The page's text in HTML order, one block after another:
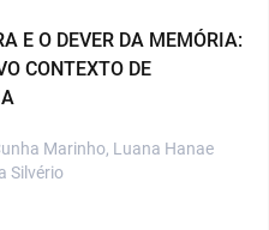
E O DEVER DA MEMÓRIA:
CONTEXTO DE
Marinho, Luana Hanae
Silvério